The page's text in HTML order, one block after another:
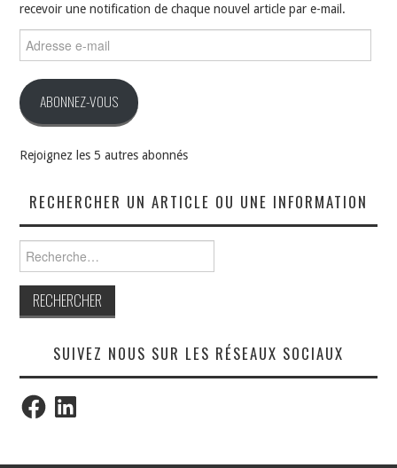
recevoir une notification de chaque nouvel article par e-mail.
e-
ABONNEZ-VOUS
Rejoignez les 5 autres abonnés
RECHERCHER UN ARTICLE OU UNE INFORMATION
SUIVEZ NOUS SUR LES RÉSEAUX SOCIAUX
FacebookLinkedIn